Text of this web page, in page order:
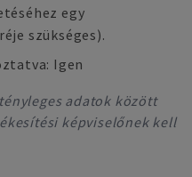
egy
szükséges).
Igen
adatok között
képviselőnek kell